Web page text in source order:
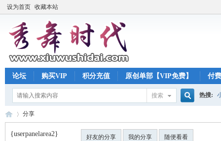
设为首页 收藏本站
论坛 购买VIP 积分充值 原创单部【VIP免费】 付
搜索 热搜:
分享
{userpanelarea2} 好友的分享 我的分享 随便看看